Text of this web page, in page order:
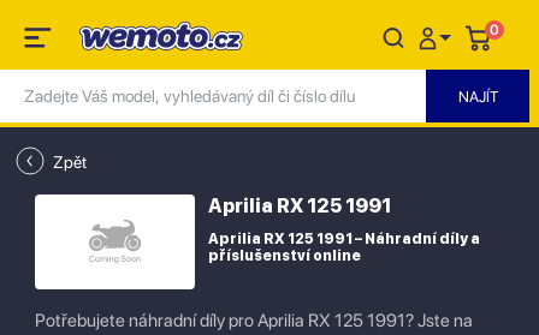
0
Zpět
Aprilia RX 125 1991
Aprilia RX 125 1991 – Náhradní díly a
příslušenství online
Potřebujete náhradní díly pro Aprilia RX 125 1991? Jste na